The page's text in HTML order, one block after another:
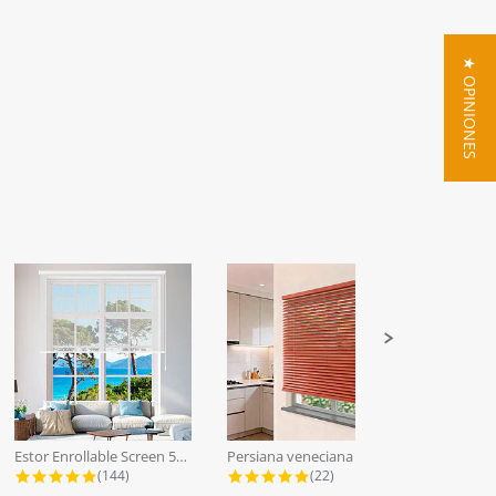
Estor Enrollable Screen 5% a Medida...
4.9 star rating
(144) 4.9 star rating
(22)
★ OPINIONES